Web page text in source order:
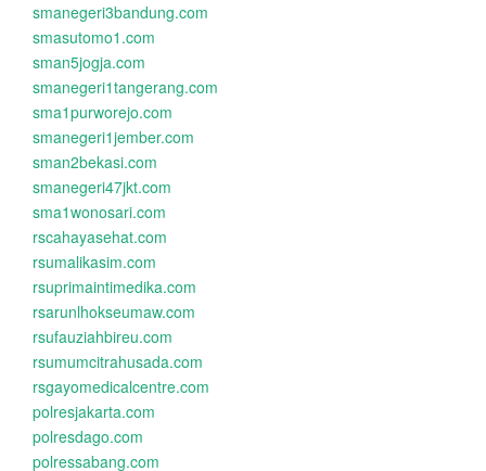
smanegeri3bandung.com
smasutomo1.com
sman5jogja.com
smanegeri1tangerang.com
sma1purworejo.com
smanegeri1jember.com
sman2bekasi.com
smanegeri47jkt.com
sma1wonosari.com
rscahayasehat.com
rsumalikasim.com
rsuprimaintimedika.com
rsarunlhokseumaw.com
rsufauziahbireu.com
rsumumcitrahusada.com
rsgayomedicalcentre.com
polresjakarta.com
polresdago.com
polressabang.com